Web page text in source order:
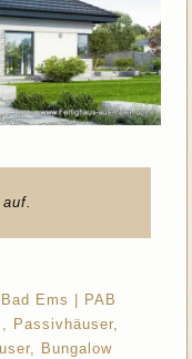
Ems | PAB
Passivhäuser,
Bungalow